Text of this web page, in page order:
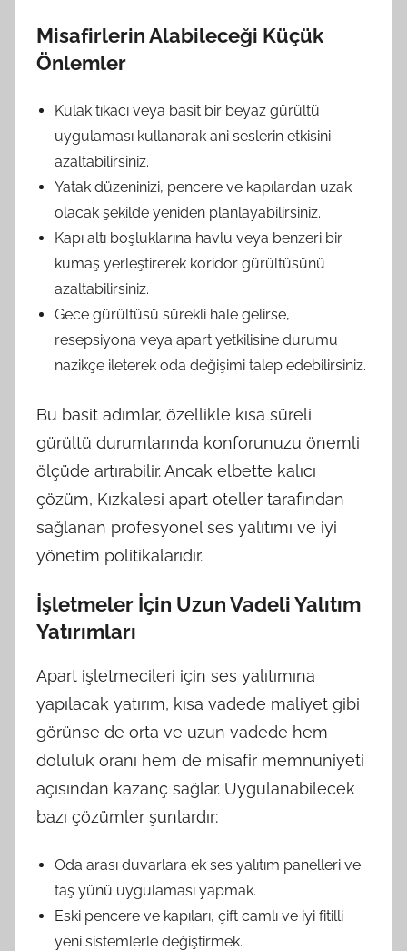
Misafirlerin Alabileceği Küçük
Önlemler
Kulak tıkacı veya basit bir beyaz gürültü
uygulaması kullanarak ani seslerin etkisini
azaltabilirsiniz.
Yatak düzeninizi, pencere ve kapılardan uzak
olacak şekilde yeniden planlayabilirsiniz.
Kapı altı boşluklarına havlu veya benzeri bir
kumaş yerleştirerek koridor gürültüsünü
azaltabilirsiniz.
Gece gürültüsü sürekli hale gelirse,
resepsiyona veya apart yetkilisine durumu
nazikçe ileterek oda değişimi talep edebilirsiniz.
Bu basit adımlar, özellikle kısa süreli
gürültü durumlarında konforunuzu önemli
ölçüde artırabilir. Ancak elbette kalıcı
çözüm, Kızkalesi apart oteller tarafından
sağlanan profesyonel ses yalıtımı ve iyi
yönetim politikalarıdır.
İşletmeler İçin Uzun Vadeli Yalıtım
Yatırımları
Apart işletmecileri için ses yalıtımına
yapılacak yatırım, kısa vadede maliyet gibi
görünse de orta ve uzun vadede hem
doluluk oranı hem de misafir memnuniyeti
açısından kazanç sağlar. Uygulanabilecek
bazı çözümler şunlardır:
Oda arası duvarlara ek ses yalıtım panelleri ve
taş yünü uygulaması yapmak.
Eski pencere ve kapıları, çift camlı ve iyi fitilli
yeni sistemlerle değiştirmek.